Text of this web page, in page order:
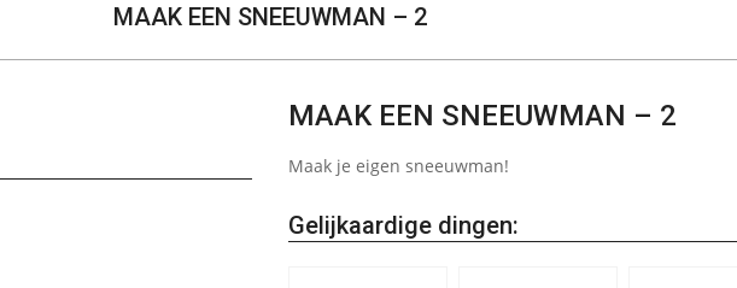
MAAK EEN SNEEUWMAN – 2
MAAK EEN SNEEUWMAN – 2
Maak je eigen sneeuwman!
Gelijkaardige dingen: